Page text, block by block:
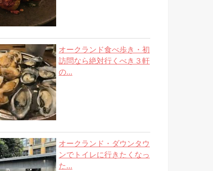
オークランド食べ歩き・初
訪問なら絶対行くべき３軒
の...
オークランド・ダウンタウ
ンでトイレに行きたくなっ
た...